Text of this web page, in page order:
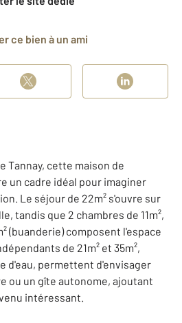
ce bien à un ami
Tannay, cette maison de
un cadre idéal pour imaginer
Le séjour de 22m² s'ouvre sur
tandis que 2 chambres de 11m²,
(buanderie) composent l'espace
de 21m² et 35m²,
d'eau, permettent d'envisager
ou un gîte autonome, ajoutant
intéressant.